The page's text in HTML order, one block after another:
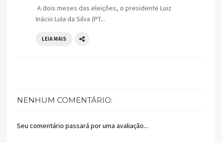
A dois meses das eleições, o presidente Luiz
Inácio Lula da Silva (PT...
LEIA MAIS
NENHUM COMENTÁRIO:
Seu comentário passará por uma avaliação...